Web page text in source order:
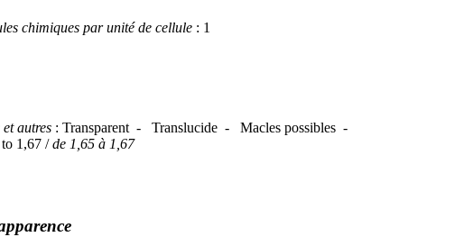
chimiques par unité de cellule : 1
autres : Transparent - Translucide - Macles possibles -
1,67 /de 1,65 à 1,67